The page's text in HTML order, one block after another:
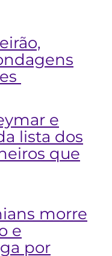
e
lista dos
que
morre
e
por